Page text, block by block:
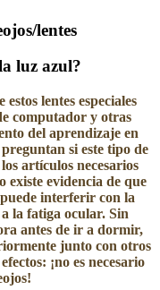
lentes
luz azul?
lentes especiales
computador y otras
del aprendizaje en
si este tipo de
artículos necesarios
existe evidencia de que
interferir con la
la fatiga ocular. Sin
antes de ir a dormir,
junto con otros
¡no es necesario